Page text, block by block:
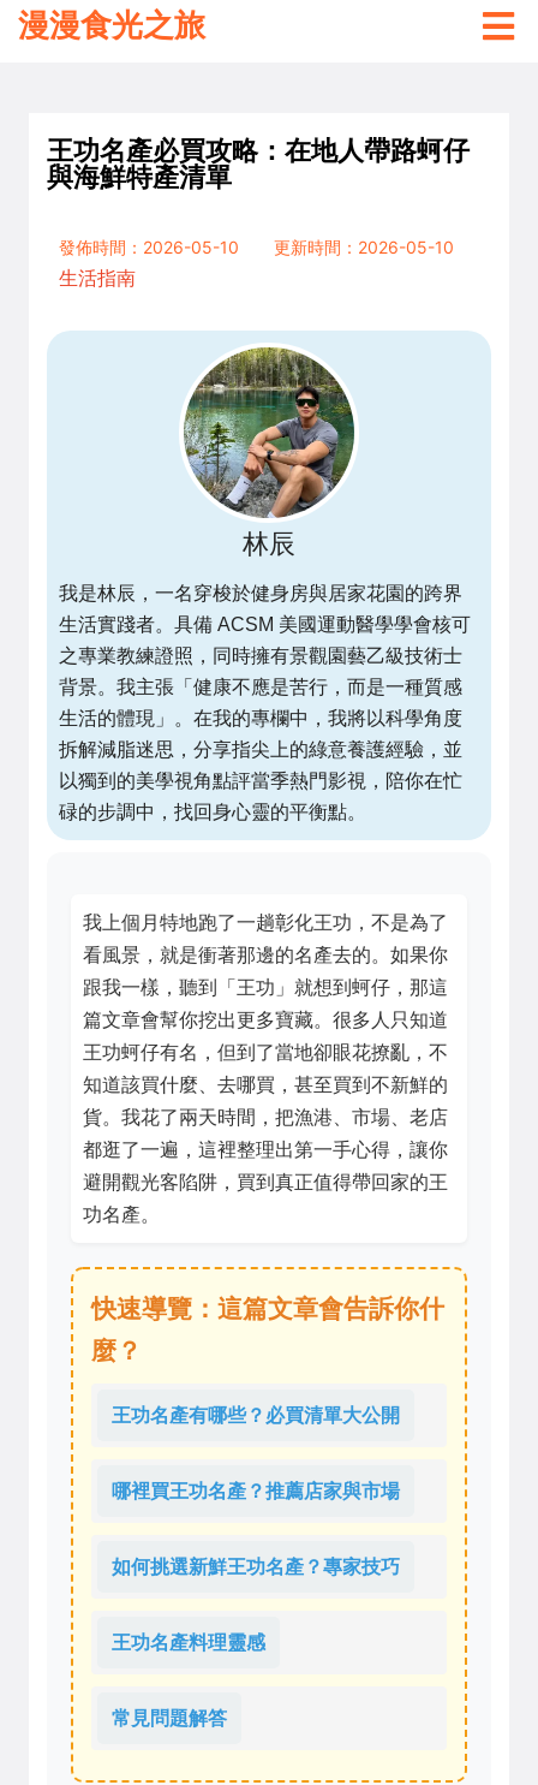
漫漫食光之旅
王功名產必買攻略：在地人帶路蚵仔
與海鮮特產清單
發佈時間：2026-05-10
更新時間：2026-05-10
生活指南
林辰
我是林辰，一名穿梭於健身房與居家花園的跨界
生活實踐者。具備 ACSM 美國運動醫學學會核可
之專業教練證照，同時擁有景觀園藝乙級技術士
背景。我主張「健康不應是苦行，而是一種質感
生活的體現」。在我的專欄中，我將以科學角度
拆解減脂迷思，分享指尖上的綠意養護經驗，並
以獨到的美學視角點評當季熱門影視，陪你在忙
碌的步調中，找回身心靈的平衡點。
我上個月特地跑了一趟彰化王功，不是為了
看風景，就是衝著那邊的名產去的。如果你
跟我一樣，聽到「王功」就想到蚵仔，那這
篇文章會幫你挖出更多寶藏。很多人只知道
王功蚵仔有名，但到了當地卻眼花撩亂，不
知道該買什麼、去哪買，甚至買到不新鮮的
貨。我花了兩天時間，把漁港、市場、老店
都逛了一遍，這裡整理出第一手心得，讓你
避開觀光客陷阱，買到真正值得帶回家的王
功名產。
快速導覽：這篇文章會告訴你什
麼？
王功名產有哪些？必買清單大公開
哪裡買王功名產？推薦店家與市場
如何挑選新鮮王功名產？專家技巧
王功名產料理靈感
常見問題解答